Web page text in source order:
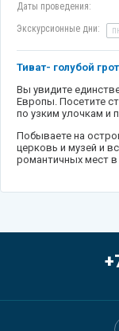
Даты проведения:
Экскурсионные дни:
ПН
Тиват- голубой
Вы увидите
Европы. Посетите
по узким улочкам и
Побываете на
церковь и музей и
романтичных мест